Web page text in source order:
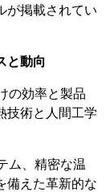
が掲載されてい
と動向
の効率と製品
技術と人間工学
ム、精密な温
備えた革新的な